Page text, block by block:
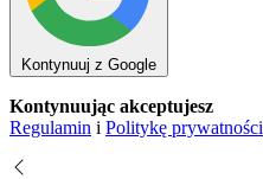
Kontynuuj z Google
Kontynuując akceptujesz
Regulamin i Politykę prywatności